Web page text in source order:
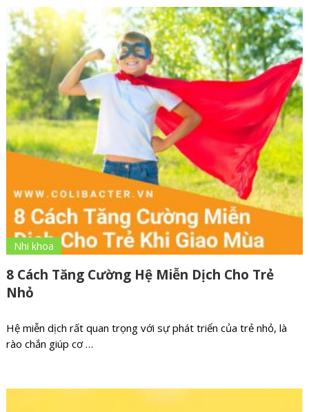
8 Cách Tăng Cường Hệ Miễn Dịch Cho Trẻ
Nhỏ
Nhi khoa
Hệ miễn dịch rất quan trọng với sự phát triển của trẻ nhỏ, là
rào chắn giúp cơ …